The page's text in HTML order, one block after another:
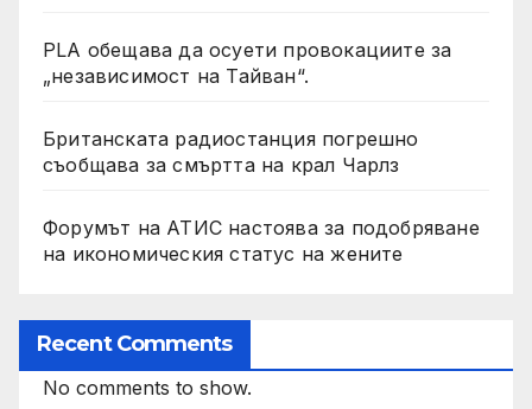
PLA обещава да осуети провокациите за
„независимост на Тайван“.
Британската радиостанция погрешно
съобщава за смъртта на крал Чарлз
Форумът на АТИС настоява за подобряване
на икономическия статус на жените
Recent Comments
No comments to show.